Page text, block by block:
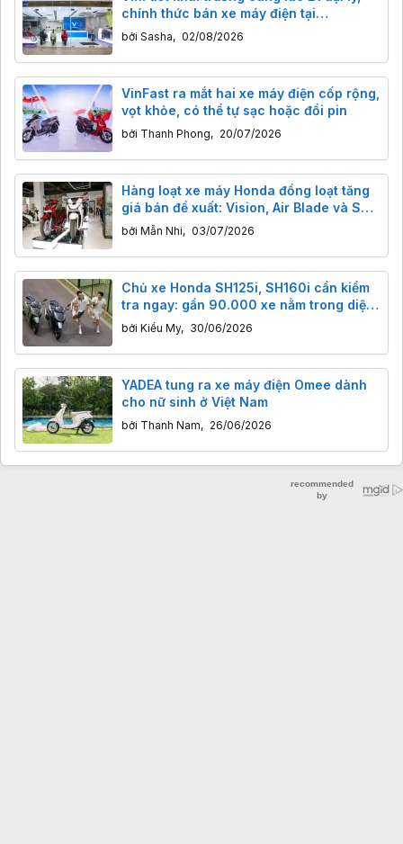
chính thức bán xe máy điện tại
Philippines
bởi Sasha, 02/08/2026
VinFast ra mắt hai xe máy điện cốp rộng,
vọt khỏe, có thể tự sạc hoặc đổi pin
bởi Thanh Phong, 20/07/2026
Hàng loạt xe máy Honda đồng loạt tăng
giá bán đề xuất: Vision, Air Blade và SH
đều bị ảnh hưởng
bởi Mẫn Nhi, 03/07/2026
Chủ xe Honda SH125i, SH160i cần kiểm
tra ngay: gần 90.000 xe nằm trong diện
triệu hồi
bởi Kiều My, 30/06/2026
YADEA tung ra xe máy điện Omee dành
cho nữ sinh ở Việt Nam
bởi Thanh Nam, 26/06/2026